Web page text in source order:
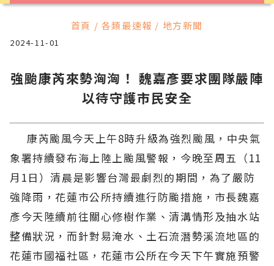
首頁 / 各類最速報 / 地方新聞
2024-11-01
強颱康芮來勢洶洶！ 魏嘉彥要求團隊嚴陣
以待守護市民安全
康芮颱風今天上午8時升級為強烈颱風，中央氣
象署持續發布海上陸上颱風警報，今晚至周五（11
月1日）清晨是影響台灣最劇烈的期間，為了嚴防
強降雨，花蓮市公所持續進行防颱措施，市長魏嘉
彥今天陸續前往關心修樹作業、清溝情形及抽水站
整備狀況，而針對易淹水、土石流潛勢溪流地區的
花蓮市國福社區，花蓮市公所在今天下午實施預警